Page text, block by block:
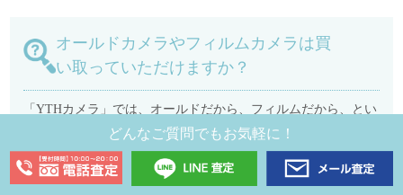
オールドカメラやフィルムカメラは買
い取っていただけますか？
「YTHカメラ」では、オールドだから、フィルムだから、とい
う理由で査定をお断りすることは一切ございません。例えば
買取させていただいたこともございます。どうぞご安心してお
問い合わせください。
どんなご質問でもお気軽に！